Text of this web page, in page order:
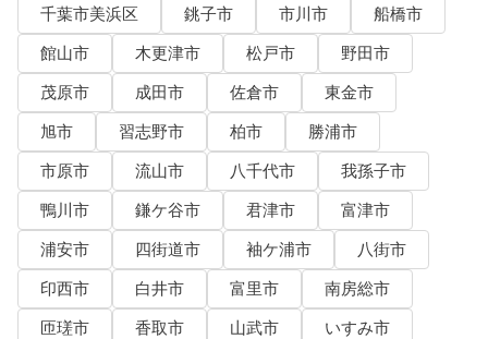
千葉市美浜区
銚子市 市川市
船橋市
館山市
木更津市 松戸市
野田市
茂原市
成田市 佐倉市
東金市
旭市
習志野市 柏市
勝浦市
市原市
流山市 八千代市
我孫子市
鴨川市
鎌ケ谷市 君津市
富津市
浦安市
四街道市 袖ケ浦市
八街市
印西市
白井市 富里市
南房総市
匝瑳市
香取市 山武市
いすみ市